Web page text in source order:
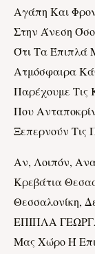
Αγάπη Και
Στην Άνεση Όσο
Ότι Τα Έπιπλά
Ατμόσφαιρα
Παρέχουμε Τις
Που
Ξεπερνούν Τις
Αν, Λοιπόν,
Κρεβάτια
Θεσσαλονίκη,
ΕΠΙΠΛΑ
Μας Χώρο Ή